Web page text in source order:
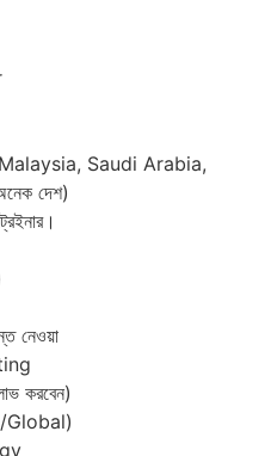
Saudi Arabia,
দেশ)
নেওয়া
করবেন)
Global)